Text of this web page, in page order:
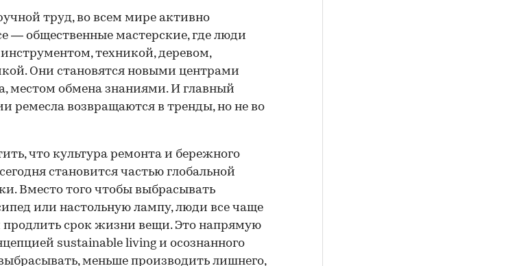
труд, во всем мире активно
— общественные мастерские, где люди
техникой, деревом,
Они становятся новыми центрами
местом обмена знаниями. И главный
ремесла возвращаются в тренды, но не во
что культура ремонта и бережного
становится частью глобальной
Вместо того чтобы выбрасывать
или настольную лампу, люди все чаще
продлить срок жизни вещи. Это напрямую
sustainable living и осознанного
меньше производить лишнего,